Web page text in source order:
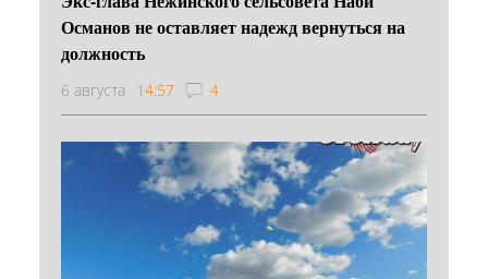
Османов не оставляет надежд вернуться на
должность
6 августа 14:57 4